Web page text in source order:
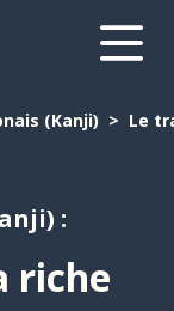
(Kanji) Le
:
riche